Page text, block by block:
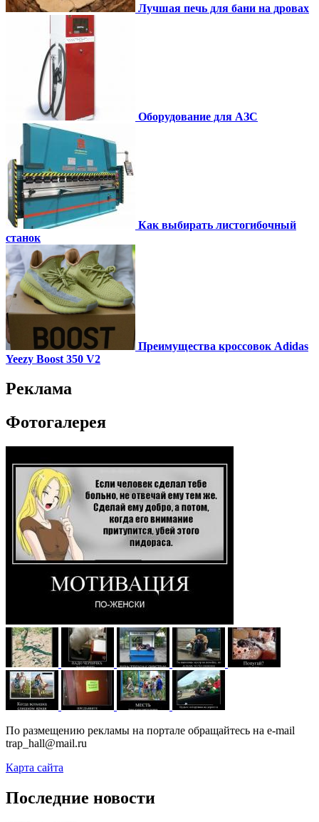
Лучшая печь для бани на дровах
Оборудование для АЗС
Как выбирать листогибочный
станок
Преимущества кроссовок Adidas
Yeezy Boost 350 V2
Реклама
Фотогалерея
По размещению рекламы на портале обращайтесь на e-mail
trap_hall@mail.ru
Карта сайта
Последние новости